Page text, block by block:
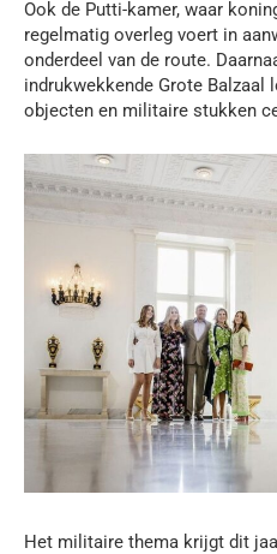
Ook de Putti-kamer, waar
regelmatig overleg voert in
onderdeel van de route.
indrukwekkende Grote Balzaal
objecten en militaire stukken
Het militaire thema krijgt dit